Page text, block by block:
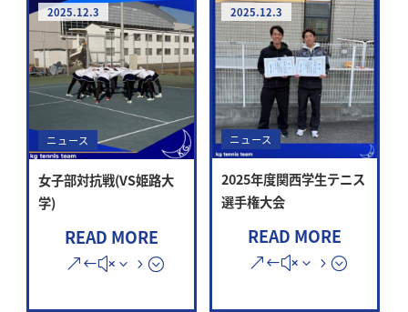
2025.12.3
ニュース
女子部対抗戦(VS姫路大
学)
READ MORE
2025.12.3
ニュース
2025年度関西学生テニス
選手権大会
READ MORE